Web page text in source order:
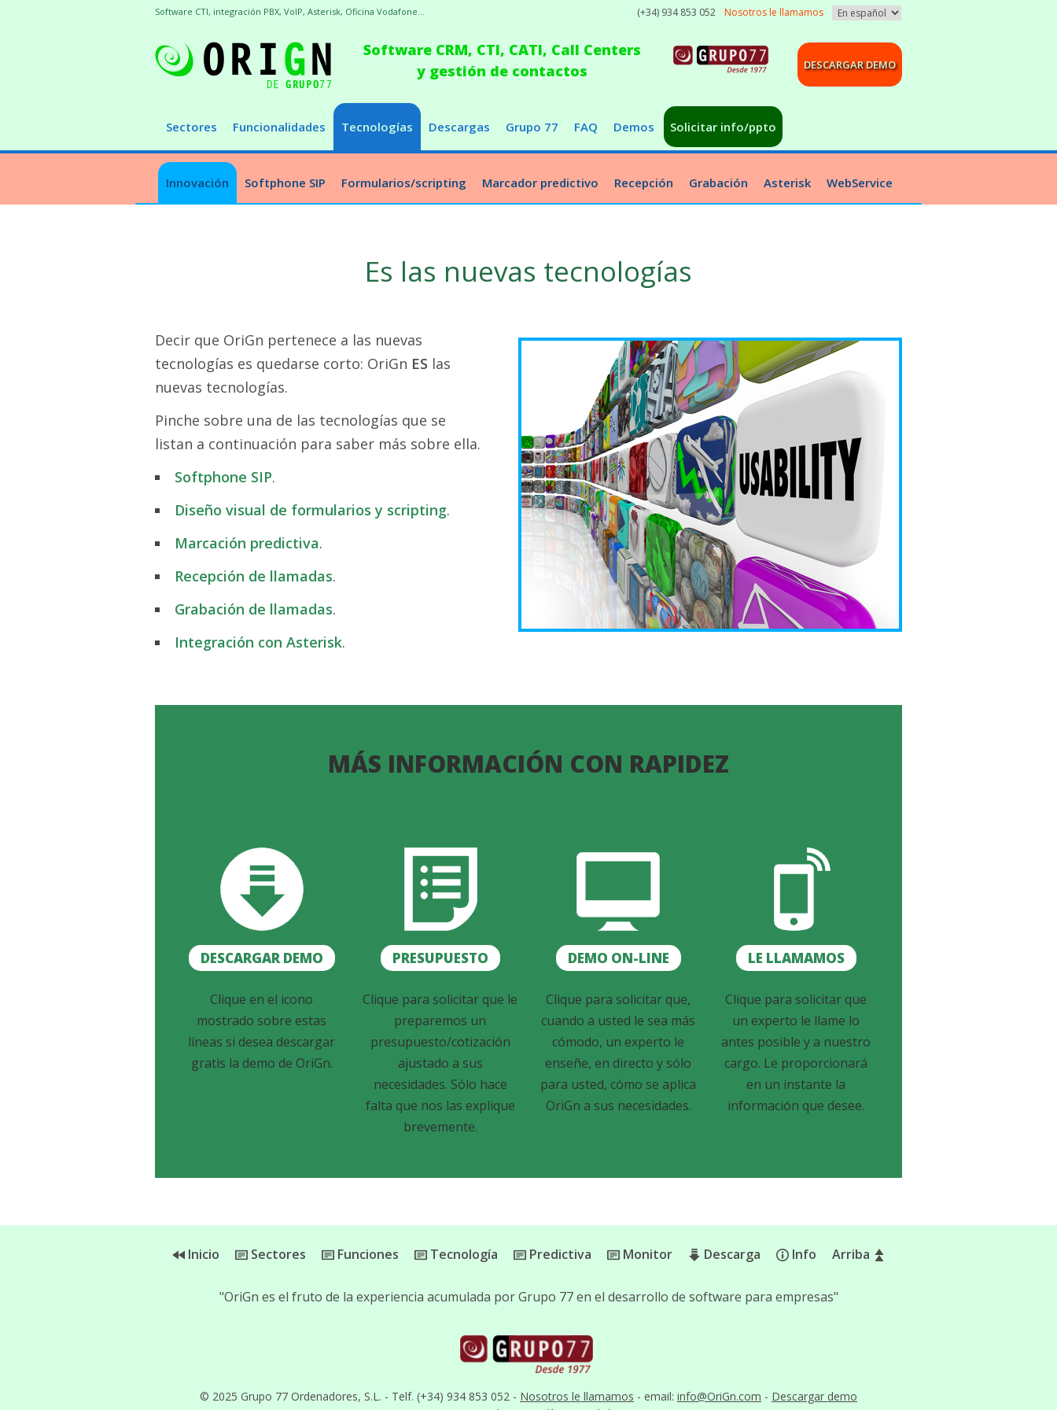
Software CRM, CTI, CATI, Call Centers
y gestión de contactos
(+34) 934 853 052 Nosotros le llamamos
DESCARGAR DEMO
Sectores Funcionalidades Tecnologías Descargas Grupo 77 FAQ Demos Solicitar info/ppto
Innovación Softphone SIP Formularios/scripting Marcador predictivo Recepción Grabación Asterisk WebService
Software CTI, integración PBX, VoIP, Asterisk, Oficina Vodafone...
Es las nuevas tecnologías
Decir que OriGn pertenece a las nuevas
tecnologías es quedarse corto: OriGn ES las
nuevas tecnologías.
Pinche sobre una de las tecnologías que se
listan a continuación para saber más sobre ella.
Softphone SIP.
Diseño visual de formularios y scripting.
Marcación predictiva.
Recepción de llamadas.
Grabación de llamadas.
Integración con Asterisk.
MÁS INFORMACIÓN CON RAPIDEZ
DESCARGAR DEMO PRESUPUESTO DEMO ON-LINE LE LLAMAMOS
Clique en el icono
mostrado sobre estas
líneas si desea descargar
gratis la demo de OriGn.
Clique para solicitar que le
preparemos un
presupuesto/cotización
ajustado a sus
necesidades. Sólo hace
falta que nos las explique
brevemente.
Clique para solicitar que,
cuando a usted le sea más
cómodo, un experto le
enseñe, en directo y sólo
para usted, cómo se aplica
OriGn a sus necesidades.
Clique para solicitar que
un experto le llame lo
antes posible y a nuestro
cargo. Le proporcionará
en un instante la
información que desee.
Inicio Sectores Funciones Tecnología Predictiva Monitor Descarga Info Arriba
© 2025 Grupo 77 Ordenadores, S.L. - Telf. (+34) 934 853 052 - Nosotros le llamamos - email: info@OriGn.com - Descargar demo
"OriGn es el fruto de la experiencia acumulada por Grupo 77 en el desarrollo de software para empresas"